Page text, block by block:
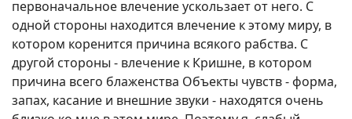
первоначальное влечение ускользает от него. С
одной стороны находится влечение к этому миру, в
котором коренится причина всякого рабства. С
другой стороны - влечение к Кришне, в котором
причина всего блаженства Объекты чувств - форма,
запах, касание и внешние звуки - находятся очень